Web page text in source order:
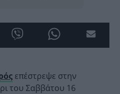
επέστρεψε στην
του Σαββάτου 16